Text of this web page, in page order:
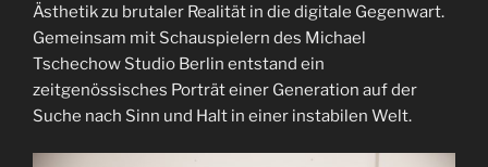
Ästhetik zu brutaler Realität in die digitale Gegenwart.
Gemeinsam mit Schauspielern des Michael
Tschechow Studio Berlin entstand ein
zeitgenössisches Porträt einer Generation auf der
Suche nach Sinn und Halt in einer instabilen Welt.